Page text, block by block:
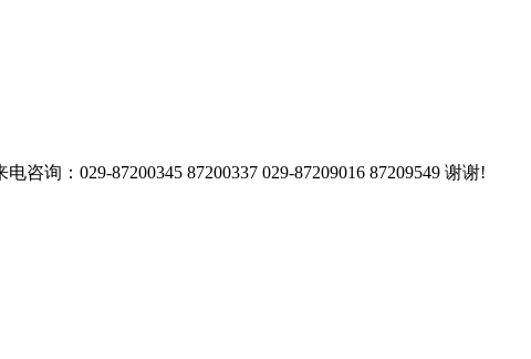
询：029-87200345 87200337 029-87209016 87209549 谢谢!